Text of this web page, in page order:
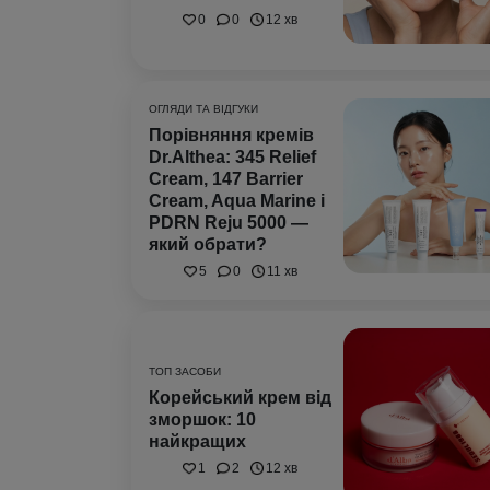
0 0 12 хв
ОГЛЯДИ ТА ВІДГУКИ
Порівняння кремів
Dr.Althea: 345 Relief
Cream, 147 Barrier
Cream, Aqua Marine і
PDRN Reju 5000 —
який обрати?
5 0 11 хв
ТОП ЗАСОБИ
Корейський крем від
зморшок: 10
найкращих
1 2 12 хв